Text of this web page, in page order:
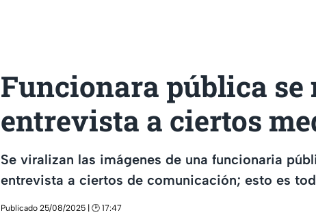
Funcionara pública se
entrevista a ciertos
Se viralizan las imágenes de una funcionaria
entrevista a ciertos de comunicación; esto es
Publicado 25/08/2025 | 🕑 17:47